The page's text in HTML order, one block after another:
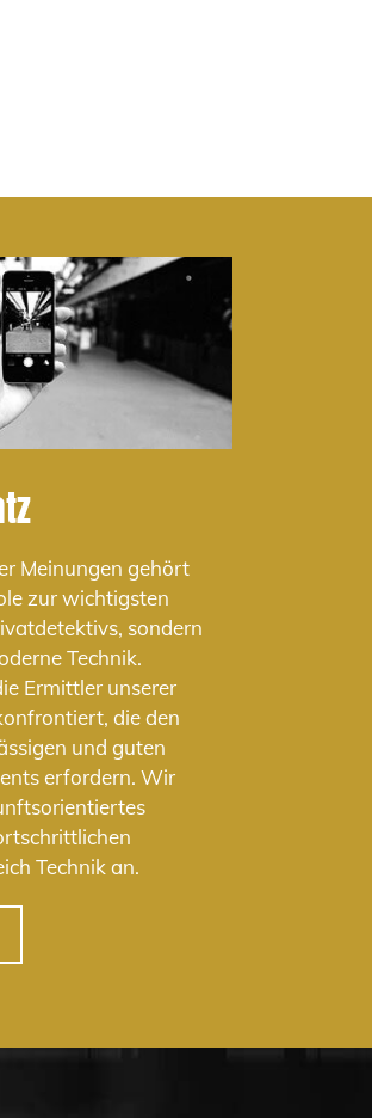
Meinungen gehört
zur wichtigsten
sondern
Technik.
Ermittler unserer
die den
und guten
erfordern. Wir
Technik an.